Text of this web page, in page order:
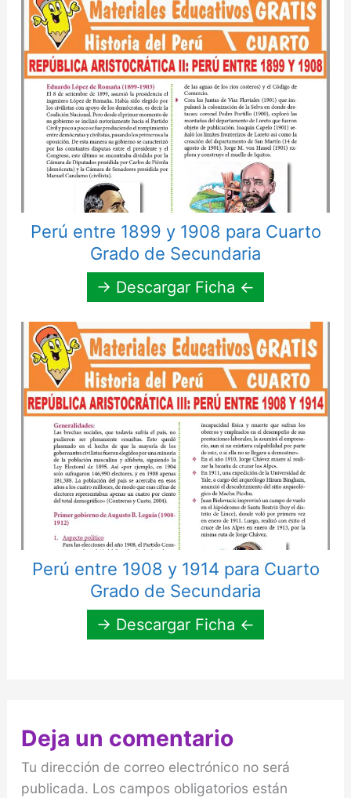
Perú entre 1899 y 1908 para Cuarto
Grado de Secundaria
→ Descargar Ficha ←
Perú entre 1908 y 1914 para Cuarto
Grado de Secundaria
→ Descargar Ficha ←
Deja un comentario
Tu dirección de correo electrónico no será
publicada. Los campos obligatorios están